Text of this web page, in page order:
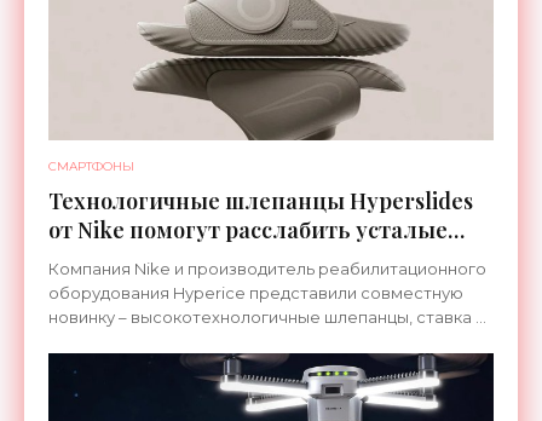
СМАРТФОНЫ
Технологичные шлепанцы Hyperslides
от Nike помогут расслабить усталые
ноги после тренировки - «Гаджеты»
Компания Nike и производитель реабилитационного
оборудования Hyperice представили совместную
новинку – высокотехнологичные шлепанцы, ставка в